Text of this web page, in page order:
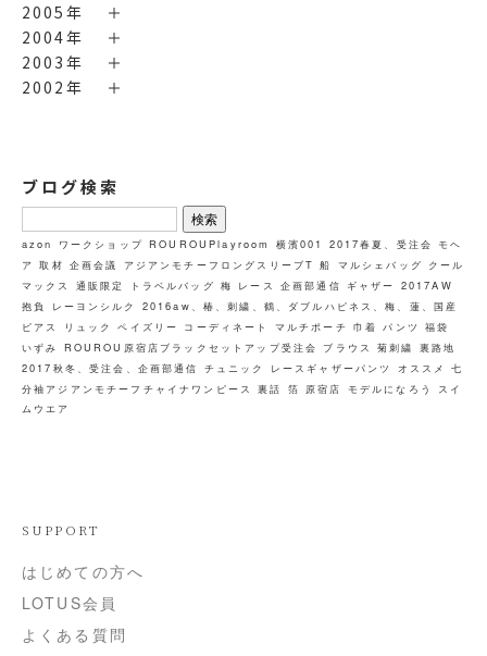
2005年
2004年
2003年
2002年
ブログ検索
検
索:
azon ワークショップ ROUROUPlayroom 横濱001 2017春夏、受注会 モヘ
ア 取材 企画会議 アジアンモチーフロングスリーブT 船 マルシェバッグ クール
マックス
通販限定 トラベルバッグ 梅 レース 企画部通信 ギャザー 2017AW
抱負
レーヨンシルク
2016aw、椿、刺繍、鶴、ダブルハピネス、梅、蓮、国産
ピアス
リュック ペイズリー コーディネート マルチポーチ 巾着 パンツ 福袋
いずみ ROUROU原宿店ブラックセットアップ受注会 ブラウス 菊刺繍 裏路地
2017秋冬、受注会、企画部通信 チュニック レースギャザーパンツ オススメ
七
分袖アジアンモチーフチャイナワンピース 裏話 箔 原宿店 モデルになろう
スイ
ムウエア
SUPPORT
はじめての方へ
LOTUS会員
よくある質問